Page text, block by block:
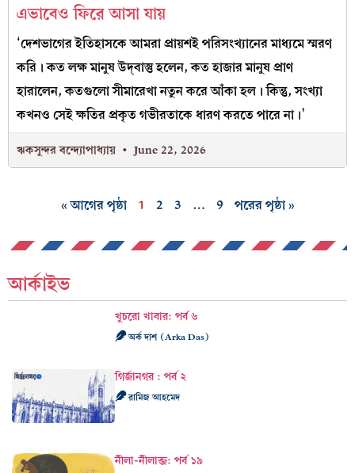
এভাবেও ফিরে আসা যায়
‘দেশভাগের ইতিহাসকে আমরা প্রায়শই পরিসংখ্যানের মাধ্যমে স্মরণ
করি। কত লক্ষ মানুষ উদ্‌বাস্তু হলেন, কত হাজার মানুষ প্রাণ
হারালেন, কতগুলো সীমারেখা নতুন করে আঁকা হল। কিন্তু, সংখ্যা
কখনও সেই ক্ষতির প্রকৃত গভীরতাকে ধারণ করতে পারে না।’
ঋকসুন্দর বন্দ্যোপাধ্যায় June 22, 2026
« আগের পৃষ্ঠা 1 2 3 … 9 পরের পৃষ্ঠা »
আর্কাইভ
খুচরো খাবার: পর্ব ৬
অর্ক দাশ (Arka Das)
গির্জানগর : পর্ব ২
রামিজ আহমেদ
নীলা-নীলাব্জ: পর্ব ১৯